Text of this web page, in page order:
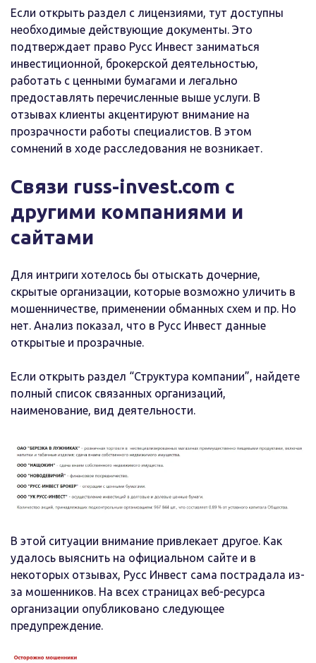
Если открыть раздел с лицензиями, тут доступны
необходимые действующие документы. Это
подтверждает право Русс Инвест заниматься
инвестиционной, брокерской деятельностью,
работать с ценными бумагами и легально
предоставлять перечисленные выше услуги. В
отзывах клиенты акцентируют внимание на
прозрачности работы специалистов. В этом
сомнений в ходе расследования не возникает.
Связи russ-invest.com с
другими компаниями и
сайтами
Для интриги хотелось бы отыскать дочерние,
скрытые организации, которые возможно уличить в
мошенничестве, применении обманных схем и пр. Но
нет. Анализ показал, что в Русс Инвест данные
открытые и прозрачные.
Если открыть раздел “Структура компании”, найдете
полный список связанных организаций,
наименование, вид деятельности.
В этой ситуации внимание привлекает другое. Как
удалось выяснить на официальном сайте и в
некоторых отзывах, Русс Инвест сама пострадала из-
за мошенников. На всех страницах веб-ресурса
организации опубликовано следующее
предупреждение.